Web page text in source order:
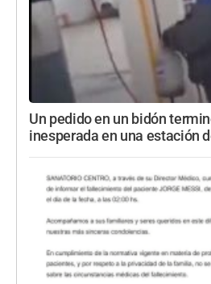
Un pedido en un bidón
inesperada en una estación